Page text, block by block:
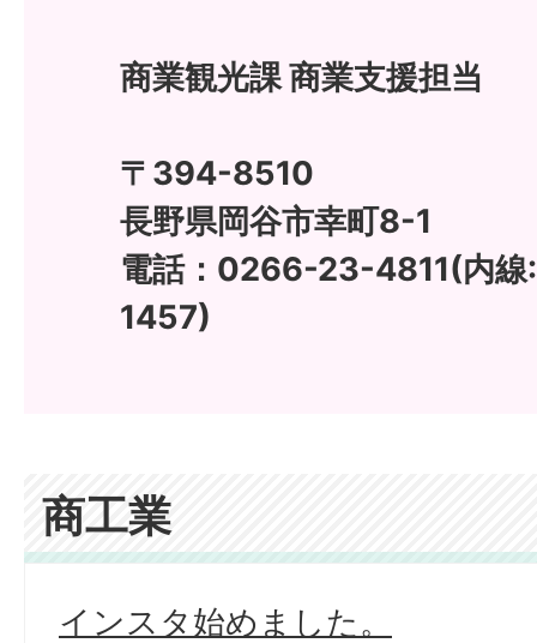
商業観光課 商業支援担当
〒394-8510
長野県岡谷市幸町8-1
電話：0266-23-4811(内
1457)
商工業
インスタ始めました。